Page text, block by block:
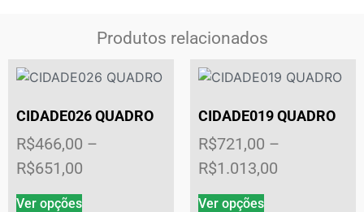
Produtos relacionados
CIDADE026 QUADRO
R$466,00 –
R$651,00
Ver opções
CIDADE019 QUADRO
R$721,00 –
R$1.013,00
Ver opções